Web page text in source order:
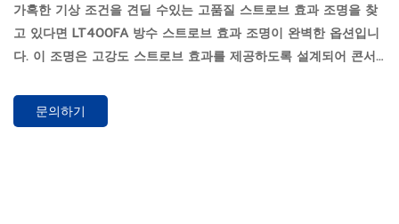
가혹한 기상 조건을 견딜 수있는 고품질 스트로브 효과 조명을 찾
고 있다면 LT400FA 방수 스트로브 효과 조명이 완벽한 옵션입니
다. 이 조명은 고강도 스트로브 효과를 제공하도록 설계되어 콘서
까지 다양한 응용 프로그램에 적합합니다.
문의하기